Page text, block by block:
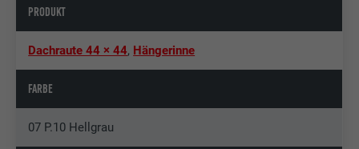
PRODUKT
Dachraute 44 × 44, Hängerinne
FARBE
07 P.10 Hellgrau